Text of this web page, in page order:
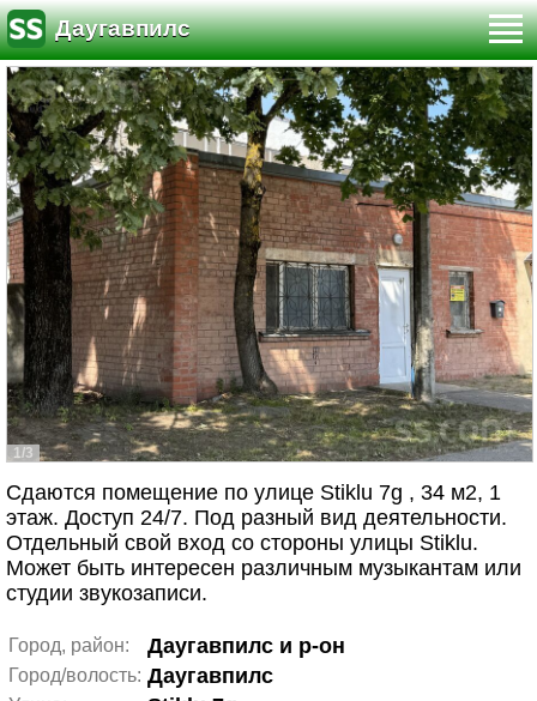
Даугавпилс
1/3
Сдаются помещение по улице Stiklu 7g , 34 м2, 1
этаж. Доступ 24/7. Под разный вид деятельности.
Отдельный свой вход со стороны улицы Stiklu.
Может быть интересен различным музыкантам или
студии звукозаписи.
Город, район: Даугавпилс и р-он
Город/волость: Даугавпилс